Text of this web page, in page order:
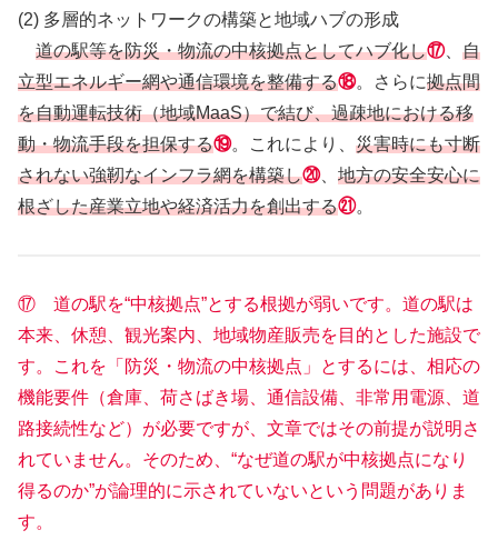
(2) 多層的ネットワークの構築と地域ハブの形成
道の駅等を防災・物流の中核拠点としてハブ化し⑰、 自
立型エネルギー網や通信環境を整備する⑱。さらに拠点間
を自動運転技術（地域MaaS）で結び、過疎地における移
動・物流手段を担保する⑲。これにより、 災害時にも寸断
されない強靭なインフラ網を構築し⑳、 地方の安全安心に
根ざした産業立地や経済活力を創出する㉑。
⑰ 道の駅を“中核拠点”とする根拠が弱いです。道の駅は
本来、休憩、観光案内、地域物産販売を目的とした施設で
す。これを「防災・物流の中核拠点」とするには、相応の
機能要件（倉庫、荷さばき場、通信設備、非常用電源、道
路接続性など）が必要ですが、文章ではその前提が説明さ
れていません。そのため、“なぜ道の駅が中核拠点になり
得るのか”が論理的に示されていないという問題がありま
す。